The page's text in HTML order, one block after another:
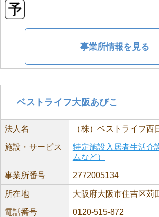
事業所情報を見る
ベストライフ大阪あびこ
法人名 （株）ベストライフ西
施設・サービス
特定施設入居者生活介
ムなど）
事業所番号 2772005134
所在地 大阪府大阪市住吉区苅
電話番号 0120-515-872